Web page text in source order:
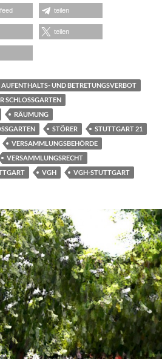
teilen
teilen
AUFENTHALTS- UND BETRETUNGSVERBOT
SCHLOSSGARTEN
RÄUMUNG
STÖRER
STUTTGART 21
VERSAMMLUNGSBEHÖRDE
VERSAMMLUNGSRECHT
VGH VGH-STUTTGART